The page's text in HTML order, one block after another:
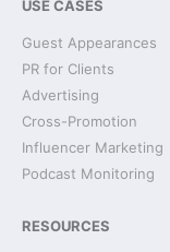
USE CASES
Guest Appearances
PR for Clients
Advertising
Cross-Promotion
Influencer Marketing
Podcast Monitoring
RESOURCES